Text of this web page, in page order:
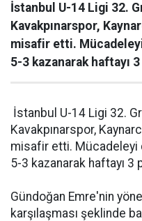
İstanbul U-14 Ligi 32.
Kavakpınarspor,
misafir etti.
5-3 kazanarak haftayı
İstanbul U-14 Ligi 32.
Kavakpınarspor,
misafir etti. Mücadeleyi
5-3 kazanarak haftayı 3
Gündoğan Emre'nin
karşılaşması şeklinde